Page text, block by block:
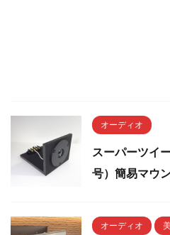
オーディオ
スーパーツイ
号）簡易マウ
オーディオ